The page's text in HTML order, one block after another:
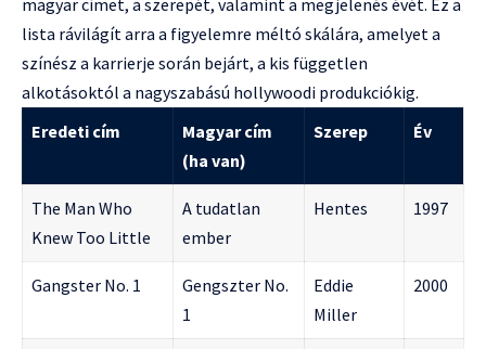
magyar címet, a szerepét, valamint a megjelenés évét. Ez a
lista rávilágít arra a figyelemre méltó skálára, amelyet a
színész a karrierje során bejárt, a kis független
alkotásoktól a nagyszabású hollywoodi produkciókig.
Eredeti cím
Magyar cím
(ha van)
Szerep Év
The Man Who
Knew Too Little
A tudatlan
ember
Hentes 1997
Gangster No. 1
Gengszter No.
1
Eddie
Miller
2000